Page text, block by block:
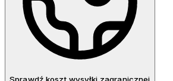
Sprawdź koszt wysyłki zagranicznej